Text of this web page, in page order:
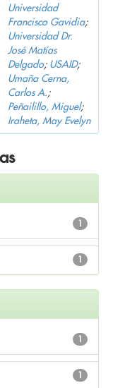
Universidad
Francisco Gavidia;
Universidad Dr.
José Matías
Delgado; USAID;
Umaña Cerna,
Carlos A.;
Peñailillo, Miguel;
Iraheta, May Evelyn
1
1
1
1